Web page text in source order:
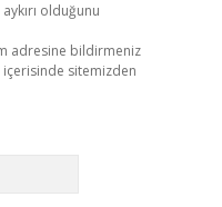
olduğunu
adresine bildirmeniz
sitemizden